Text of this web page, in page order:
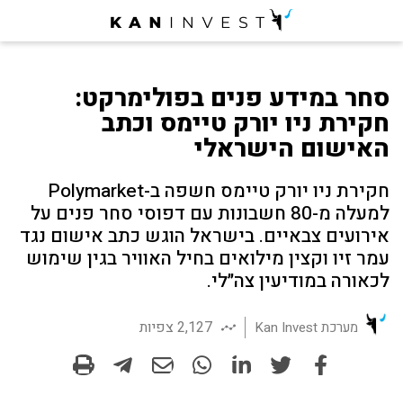
סחר במידע פנים בפולימרקט:
חקירת ניו יורק טיימס וכתב
האישום הישראלי
חקירת ניו יורק טיימס חשפה ב-Polymarket
למעלה מ-80 חשבונות עם דפוסי סחר פנים על
אירועים צבאיים. בישראל הוגש כתב אישום נגד
עמר זיו וקצין מילואים בחיל האוויר בגין שימוש
לכאורה במודיעין צה״לי.
מערכת Kan Invest 2,127 צפיות